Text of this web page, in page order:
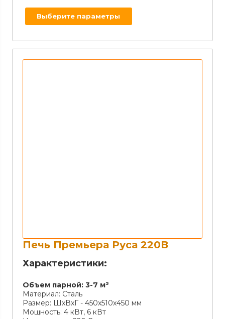
Выберите параметры
Печь Премьера Руса 220В
Характеристики:
Объем парной: 3-7 м³
Материал: Сталь
Размер: ШxВxГ - 450х510х450 мм
Мощность: 4 кВт, 6 кВт